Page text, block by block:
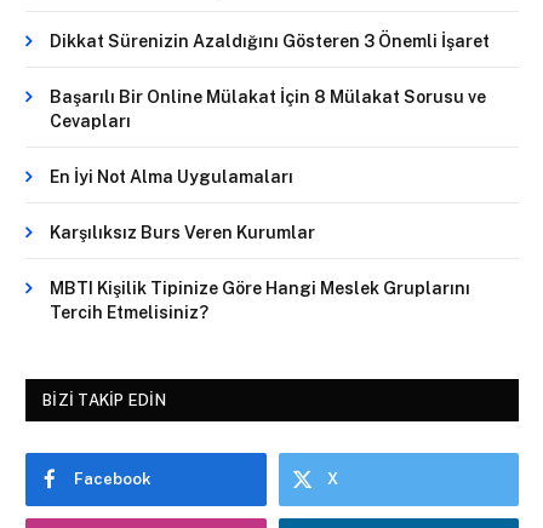
Dikkat Sürenizin Azaldığını Gösteren 3 Önemli İşaret
Başarılı Bir Online Mülakat İçin 8 Mülakat Sorusu ve
Cevapları
En İyi Not Alma Uygulamaları
Karşılıksız Burs Veren Kurumlar
MBTI Kişilik Tipinize Göre Hangi Meslek Gruplarını
Tercih Etmelisiniz?
BIZI TAKIP EDIN
Facebook X